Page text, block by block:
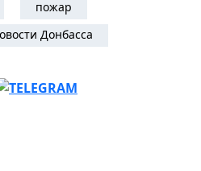
пожар
Донбасса